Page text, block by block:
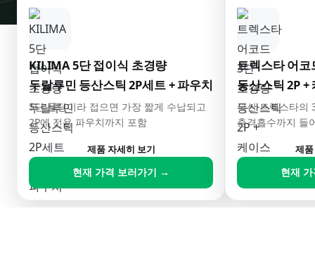
KILIMA 5단 접이식 초경량
두랄루민 등산스틱 2P세트 + 파우치
5단 폴딩이라 접으면 가장 짧게 수납되고
2P에 전용 파우치까지 포함
제품 자세히 보기
현재 가격 보러가기 →
트렉스타 어코
등산스틱 2P +
국산 트렉스타의
충격흡수까지 들
제
현재